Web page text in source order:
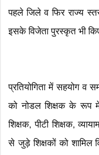
पहले जिले व फिर राज्य
इसके विजेता पुरस्कृत भी
प्रतियोगिता में सहयोग व
को नोडल शिक्षक के रूप
शिक्षक, पीटी शिक्षक,
से जुड़े शिक्षकों को शामिल